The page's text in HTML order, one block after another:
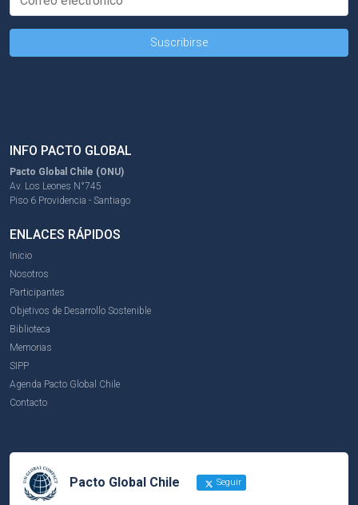
INFO PACTO GLOBAL
Pacto Global Chile (ONU)
Av. Los Leones N°745
Piso 6 Providencia - Santiago
ENLACES RÁPIDOS
Inicio
Nosotros
Participantes
Objetivos de Desarrollo Sostenible
Biblioteca
Memorias
SIPP
Agenda Pacto Global Chile
Contacto
Pacto Global Chile Seguir